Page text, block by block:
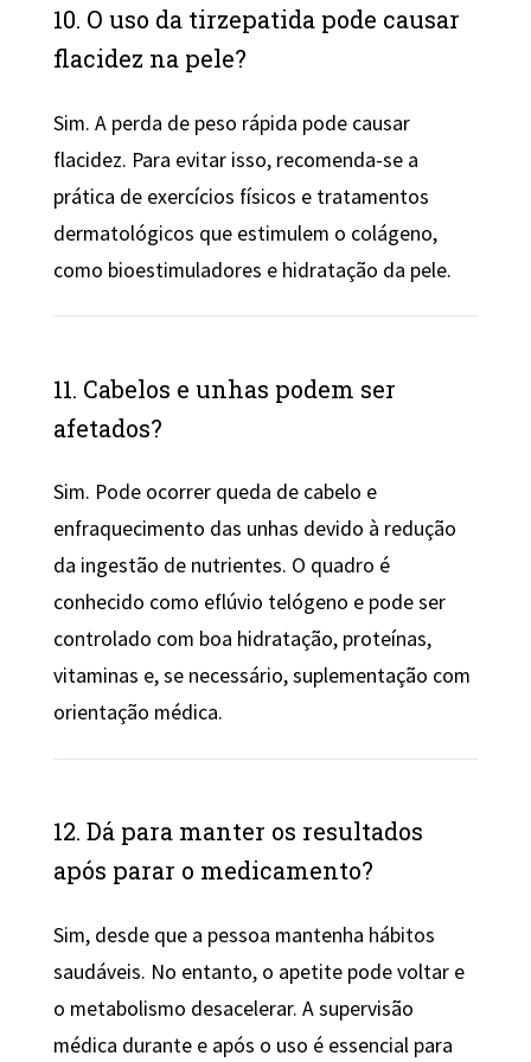
10. O uso da tirzepatida pode causar
flacidez na pele?
Sim. A perda de peso rápida pode causar
flacidez. Para evitar isso, recomenda-se a
prática de exercícios físicos e tratamentos
dermatológicos que estimulem o colágeno,
como bioestimuladores e hidratação da pele.
11. Cabelos e unhas podem ser
afetados?
Sim. Pode ocorrer queda de cabelo e
enfraquecimento das unhas devido à redução
da ingestão de nutrientes. O quadro é
conhecido como eflúvio telógeno e pode ser
controlado com boa hidratação, proteínas,
vitaminas e, se necessário, suplementação com
orientação médica.
12. Dá para manter os resultados
após parar o medicamento?
Sim, desde que a pessoa mantenha hábitos
saudáveis. No entanto, o apetite pode voltar e
o metabolismo desacelerar. A supervisão
médica durante e após o uso é essencial para